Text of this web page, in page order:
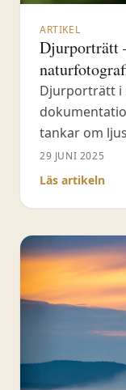
ARTIKEL
Djurporträtt
Djurporträtt i
tankar om
i
29 JUNI 2025
Läs artikeln